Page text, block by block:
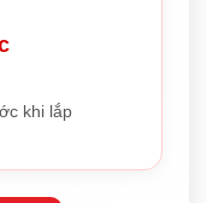
khi lắp